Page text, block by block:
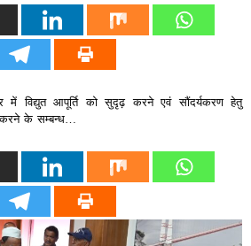
में विद्युत आपूर्ति को सुदृढ़ करने एवं सौंदर्यकरण हेतु
करने के सम्‍बन्‍ध…